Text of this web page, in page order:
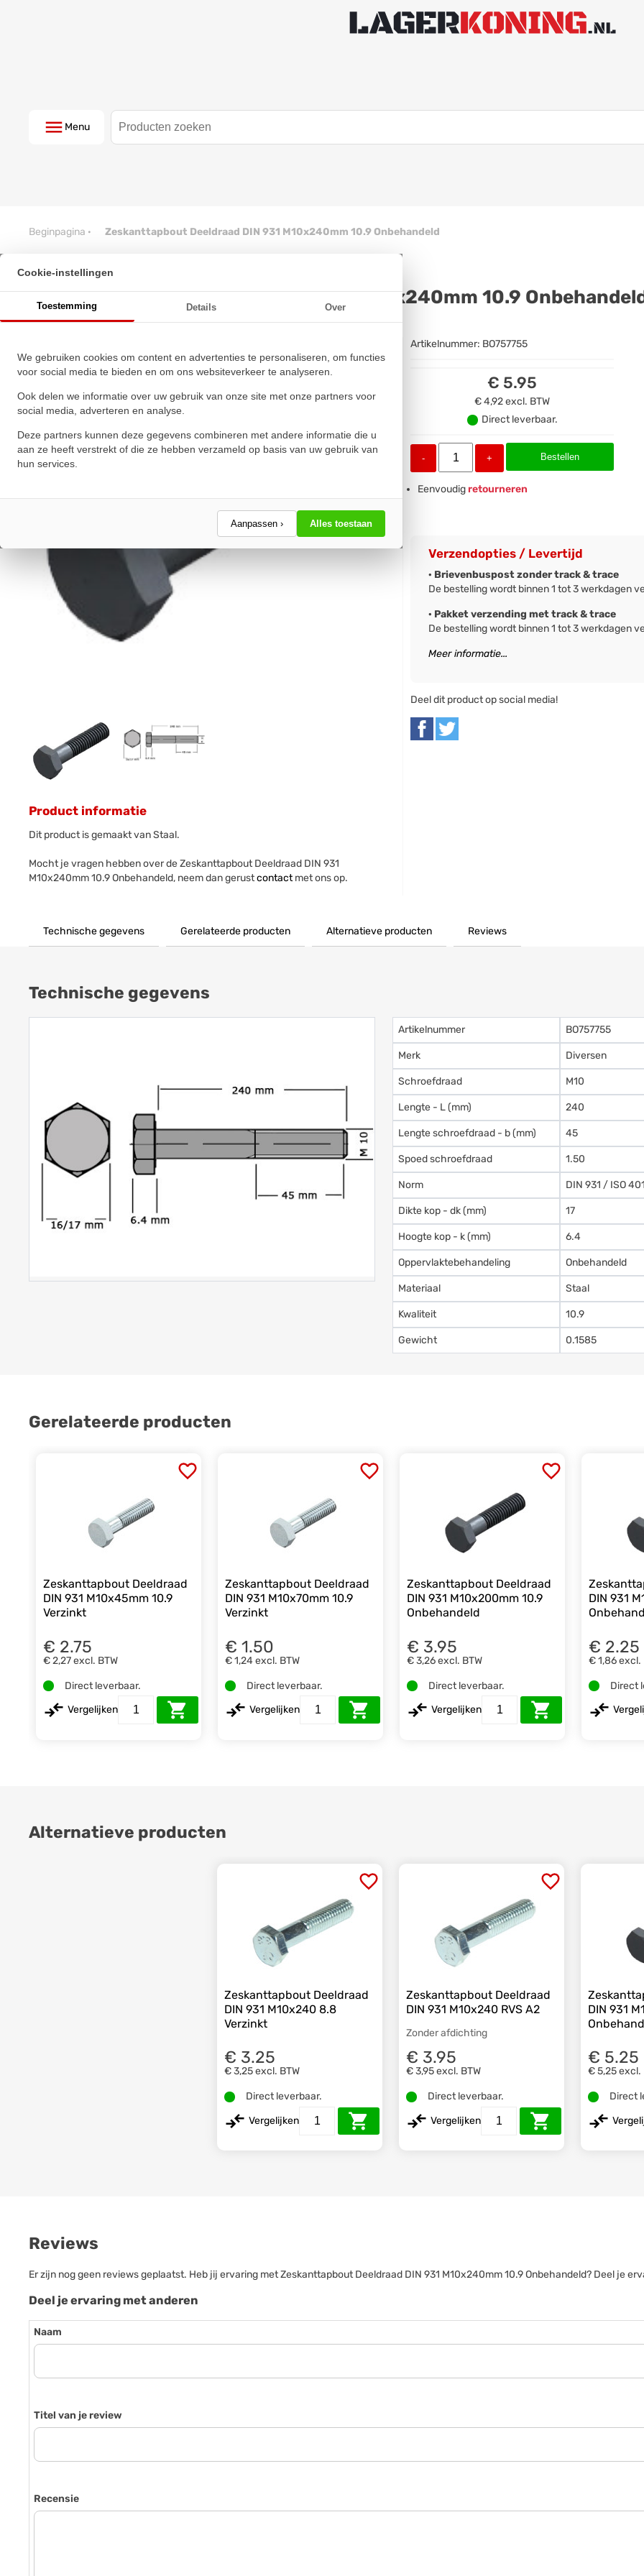
Menu
Beginpagina · Zeskanttapbout Deeldraad DIN 931 M10x240mm 10.9 Onbehandeld
Cookie-instellingen
Toestemming Details Over
We gebruiken cookies om content en advertenties te personaliseren, om functies
voor social media te bieden en om ons websiteverkeer te analyseren.
Ook delen we informatie over uw gebruik van onze site met onze partners voor
social media, adverteren en analyse.
Deze partners kunnen deze gegevens combineren met andere informatie die u
aan ze heeft verstrekt of die ze hebben verzameld op basis van uw gebruik van
hun services.
Aanpassen › Alles toestaan
Zeskanttapbout Deeldraad DIN 931 M10x240mm 10.9
★★★★★
★★★★★
Product informatie
Dit product is gemaakt van Staal.
Mocht je vragen hebben over de Zeskanttapbout Deeldraad DIN 931
M10x240mm 10.9 Onbehandeld, neem dan gerustcontactmet ons op.
Artikelnummer: BO757755
€ 5.95
€ 4,92excl. BTW
Direct leverbaar.
- + Bestellen
Eenvoudigretourneren
Verzendopties / Levertijd
· Brievenbuspost zonder track & trace
De bestelling wordt binnen 1 tot 3 werkdagen
· Pakket verzending met track & trace
De bestelling wordt binnen 1 tot 3 werkdagen
Meer informatie...
Deel dit product op social media!
Technische gegevens Gerelateerde producten Alternatieve producten Reviews
Technische gegevens
Artikelnummer BO757755
Merk Diversen
Schroefdraad M10
Lengte - L (mm) 240
Lengte schroefdraad - b (mm) 45
Spoed schroefdraad 1.50
Norm DIN 931 / ISO
Dikte kop - dk (mm) 17
Hoogte kop - k (mm) 6.4
Oppervlaktebehandeling Onbehandeld
Materiaal Staal
Kwaliteit 10.9
Gewicht 0.1585
Gerelateerde producten
Zeskanttapbout Deeldraad
DIN 931 M10x45mm 10.9
Verzinkt
€ 2.75
€ 2,27excl. BTW
Direct leverbaar.
Vergelijken
Zeskanttapbout Deeldraad
DIN 931 M10x70mm 10.9
Verzinkt
€ 1.50
€ 1,24 excl. BTW
Direct leverbaar.
Vergelijken
Zeskanttapbout Deeldraad
DIN 931 M10x200mm 10.9
Onbehandeld
€ 3.95
€ 3,26excl. BTW
Direct leverbaar.
Vergelijken
DIN 931
€ 2.25
€ 1,86excl.
Direct
Alternatieve producten
Zeskanttapbout Deeldraad
DIN 931 M10x240 8.8
Verzinkt
€ 3.25
€ 3,25 excl. BTW
Direct leverbaar.
Vergelijken
Zeskanttapbout Deeldraad
DIN 931 M10x240 RVS A2
Zonder afdichting
€ 3.95
€ 3,95 excl. BTW
Direct leverbaar.
Vergelijken
DIN 931
€ 5.25
€ 5,25 excl.
Direct
Reviews
Er zijn nog geen reviews geplaatst. Heb jij ervaring met Zeskanttapbout Deeldraad DIN 931 M10x240mm 10.9 Onbehandeld? Deel je
Deel je ervaring met anderen
Naam
Titel van je review
Recensie